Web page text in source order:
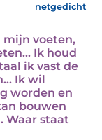
netgedicht
mijn voeten,
Ik houd
ik vast de
Ik wil
worden en
bouwen
Waar staat